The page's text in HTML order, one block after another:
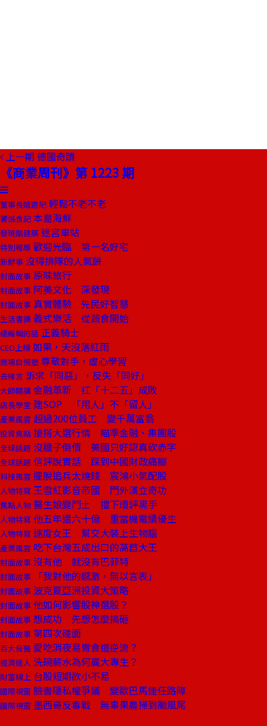
上一期 德國奇蹟
《商業周刊》第 1223 期
董事長嬉遊記 輕鬆不老不老
饕姊食記 本島海鮮
發現酷建築 迷宮車站
特別報導 歡迎光臨 第一名好宅
新鮮事 沒得排隊的人氣餅
封面故事 原味旅行
封面故事 阿美文化 深發現
封面故事 真實體驗 先民好智慧
生活書摘 義式樂活 從蔬食開始
總編輯的話 正義騎士
CEO上線 如果，天沒落紅雨
商場自慢塾 尊敬對手，虛心學習
去梯言 訴求「同惡」，反失「同好」
大師開講 金融革新 扛「十二五」成敗
店長學堂 建SOP 「用人」不「留人」
產業風雲 超過200位員工 變千萬富翁
投資焦點 搶搭大選行情 瞄準金融、集團股
全球話題 沒膽子倒債 美國只好認真砍赤字
全球話題 信評說實話 踩到中國財政痛腳
科技風雲 擺脫追兵太燒錢 宸鴻小氣配股
人物特寫 王雪紅影音帝國 門外漢立奇功
焦點人物 醫生娘變鬥士 擋下環評黑手
人物特寫 他五年還六十億 重當機電績優生
人物特寫 速度女王 幫交大裝上生物腦
產業風雲 吃下台灣五成出口的萵苣大王
封面故事 沒有他 就沒有巴菲特
封面故事 「我對他的感激，無以言表」
封面故事 波克夏亞洲投資大策略
封面故事 他如何影響股神選股？
封面故事 想成功 先想怎麼搞砸
封面故事 第四次碰面
百大良醫 愛吃消夜易胃食道逆流？
經濟達人 洗碗薪水為何贏大專生？
財富線上 台股短期欲小不易
國際視窗 臉書隱私權爭議 變歐巴馬連任路障
國際視窗 墨西哥反毒戰 無辜果農掃到颱風尾